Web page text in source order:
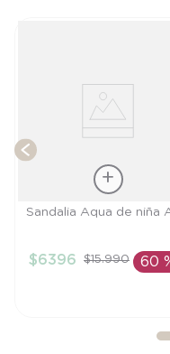
Talla
AÑADIR AL
Sandalia Aqua de niña
$6396 $15.990 60